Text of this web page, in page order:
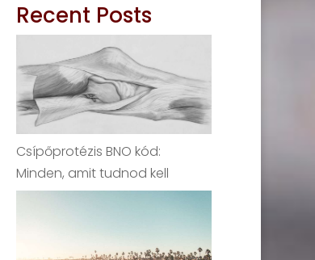
Recent Posts
Csípőprotézis BNO kód:
Minden, amit tudnod kell